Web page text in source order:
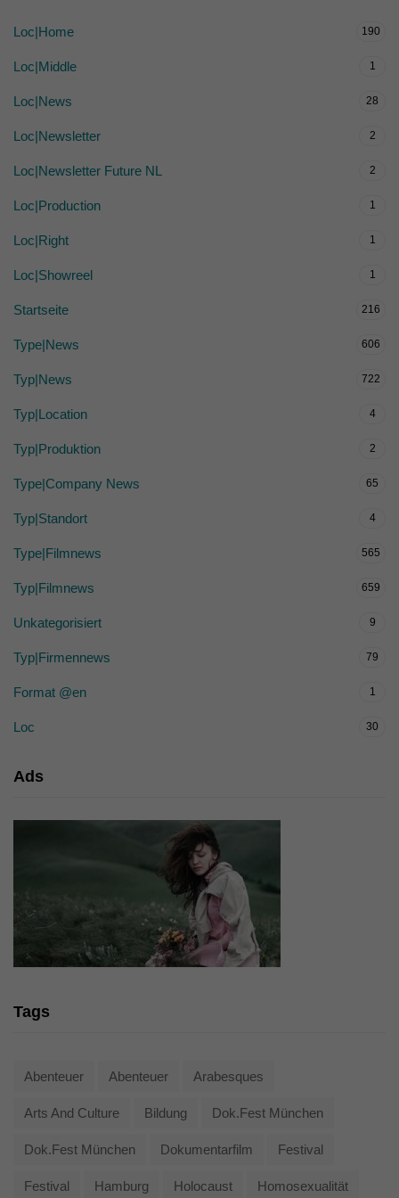
Loc|Home 190
Loc|Middle 1
Loc|News 28
Loc|Newsletter 2
Loc|Newsletter Future NL 2
Loc|Production 1
Loc|Right 1
Loc|Showreel 1
Startseite 216
Type|News 606
Typ|News 722
Typ|Location 4
Typ|Produktion 2
Type|Company News 65
Typ|Standort 4
Type|Filmnews 565
Typ|Filmnews 659
Unkategorisiert 9
Typ|Firmennews 79
Format @en 1
Loc 30
Ads
Tags
Abenteuer Abenteuer Arabesques
Arts And Culture Bildung Dok.fest München
Dok.fest München Dokumentarfilm Festival
Festival Hamburg Holocaust Homosexualität